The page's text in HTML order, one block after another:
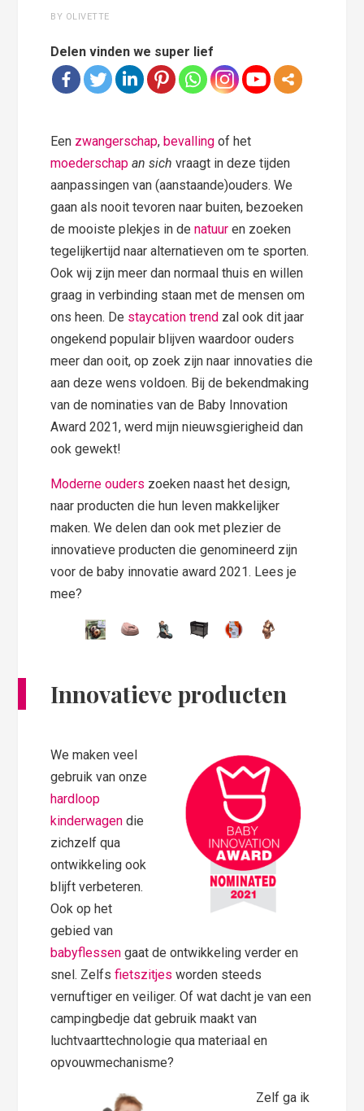
BY OLIVETTE
Delen vinden we super lief
Een zwangerschap,bevallingof het
moederschapan sich vraagt in deze tijden
aanpassingen van (aanstaande)ouders. We
gaan als nooit tevoren naar buiten, bezoeken
de mooiste plekjes in denatuur en zoeken
tegelijkertijd naar alternatieven om te sporten.
Ook wij zijn meer dan normaal thuis en willen
graag in verbinding staan met de mensen om
ons heen. De staycation trend zal ook dit jaar
ongekend populair blijven waardoor ouders
meer dan ooit, op zoek zijn naar innovaties die
aan deze wens voldoen. Bij de bekendmaking
van de nominaties van de Baby Innovation
Award 2021, werd mijn nieuwsgierigheid dan
ook gewekt!
Moderne ouders zoeken naast het design,
naar producten die hun leven makkelijker
maken. We delen dan ook met plezier de
innovatieve producten die genomineerd zijn
voor de baby innovatie award 2021. Lees je
mee?
Innovatieve producten
We maken veel
gebruik van onze
hardloop
kinderwagen die
zichzelf qua
ontwikkeling ook
blijft verbeteren.
Ook op het
gebied van
babyflessen gaat de ontwikkeling verder en
snel. Zelfsfietszitjesworden steeds
vernuftiger en veiliger. Of wat dacht je van een
campingbedje dat gebruik maakt van
luchtvaarttechnologie qua materiaal en
opvouwmechanisme?
Zelf ga ik